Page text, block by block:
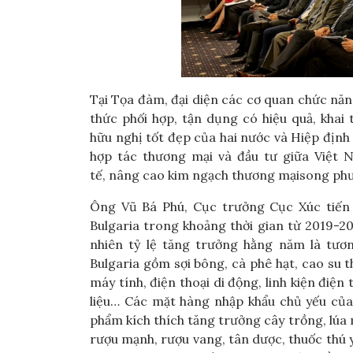
Tại Tọa đàm, đại diện các cơ quan chức
thức phối hợp, tận dụng có hiệu quả,
hữu nghị tốt đẹp của hai nước và Hiệp
hợp tác thương mại và đầu tư giữa Việt
tế, nâng cao kim ngạch thương mạisong
Ông Vũ Bá Phú, Cục trưởng Cục Xúc
Bulgaria trong khoảng thời gian từ 2019-
nhiên tỷ lệ tăng trưởng hằng năm là
Bulgaria gồm sợi bông, cà phê hạt, cao su
máy tính, điện thoại di động, linh kiện điện
liệu… Các mặt hàng nhập khẩu chủ yếu
phẩm kích thích tăng trưởng cây trồng, lúa
rượu mạnh, rượu vang, tân dược, thuốc thú